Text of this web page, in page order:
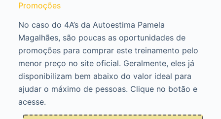
Promoções
No caso do 4A’s da Autoestima Pamela
Magalhães, são poucas as oportunidades de
promoções para comprar este treinamento pelo
menor preço no site oficial. Geralmente, eles já
disponibilizam bem abaixo do valor ideal para
ajudar o máximo de pessoas. Clique no botão e
acesse.